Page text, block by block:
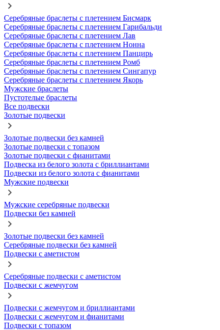
Серебряные браслеты с плетением Бисмарк
Серебряные браслеты с плетением Гарибальди
Серебряные браслеты с плетением Лав
Серебряные браслеты с плетением Нонна
Серебряные браслеты с плетением Панцирь
Серебряные браслеты с плетением Ромб
Серебряные браслеты с плетением Сингапур
Серебряные браслеты с плетением Якорь
Мужские браслеты
Пустотелые браслеты
Все подвески
Золотые подвески
Золотые подвески без камней
Золотые подвески с топазом
Золотые подвески с фианитами
Подвеска из белого золота с бриллиантами
Подвески из белого золота с фианитами
Мужские подвески
Мужские серебряные подвески
Подвески без камней
Золотые подвески без камней
Серебряные подвески без камней
Подвески с аметистом
Серебряные подвески с аметистом
Подвески с жемчугом
Подвески с жемчугом и бриллиантами
Подвески с жемчугом и фианитами
Подвески с топазом